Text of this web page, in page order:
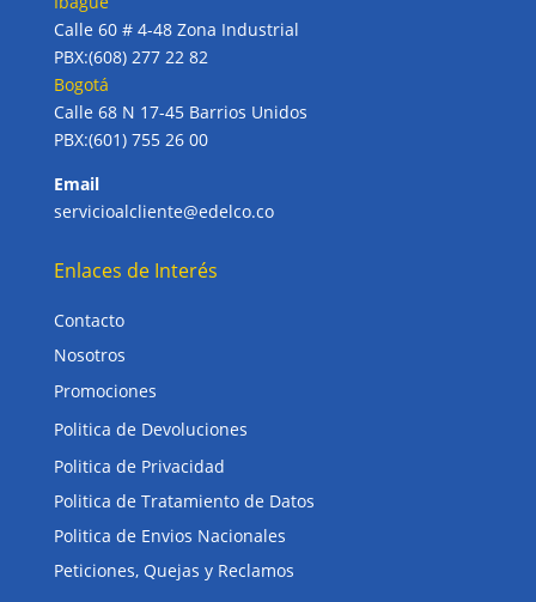
Calle 60 # 4-48 Zona Industrial
PBX:(608) 277 22 82
Bogotá
Calle 68 N 17-45 Barrios Unidos
PBX:(601) 755 26 00
Email
servicioalcliente@edelco.co
Enlaces de Interés
Contacto
Nosotros
Promociones
Politica de Devoluciones
Politica de Privacidad
Politica de Tratamiento de Datos
Politica de Envios Nacionales
Peticiones, Quejas y Reclamos